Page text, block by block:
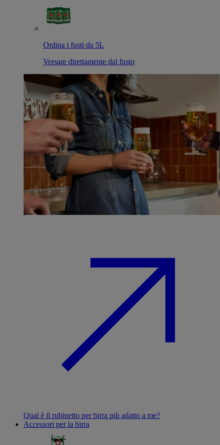
Ordina i fusti da 5L
Versare direttamente dal fusto
Qual è il rubinetto per birra più adatto a me?
Accessori per la birra